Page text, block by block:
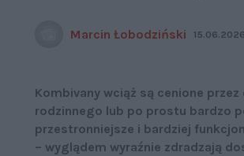
Marcin Łobodziński
Kombivany wciąż są cenione
rodzinnego lub po prostu bardzo
przestronniejsze i bardziej
– wyglądem wyraźnie zdradzają